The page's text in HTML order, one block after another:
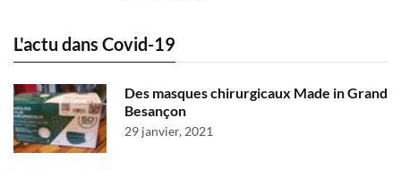
L'actu dans Covid-19
Des masques chirurgicaux Made in Grand
Besançon
29 janvier, 2021